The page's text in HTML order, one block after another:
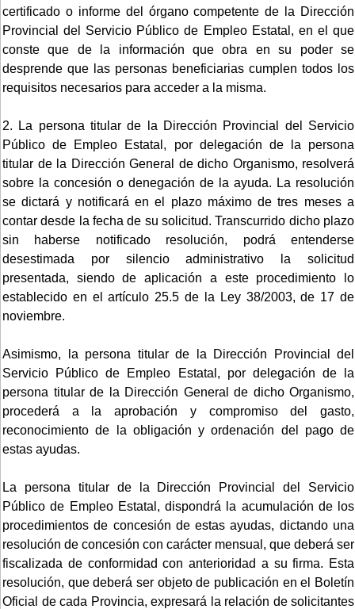
certificado o informe del órgano competente de la Dirección
Provincial del Servicio Público de Empleo Estatal, en el que
conste que de la información que obra en su poder se
desprende que las personas beneficiarias cumplen todos los
requisitos necesarios para acceder a la misma.
2. La persona titular de la Dirección Provincial del Servicio
Público de Empleo Estatal, por delegación de la persona
titular de la Dirección General de dicho Organismo, resolverá
sobre la concesión o denegación de la ayuda. La resolución
se dictará y notificará en el plazo máximo de tres meses a
contar desde la fecha de su solicitud. Transcurrido dicho plazo
sin haberse notificado resolución, podrá entenderse
desestimada por silencio administrativo la solicitud
presentada, siendo de aplicación a este procedimiento lo
establecido en el artículo 25.5 de la Ley 38/2003, de 17 de
noviembre.
Asimismo, la persona titular de la Dirección Provincial del
Servicio Público de Empleo Estatal, por delegación de la
persona titular de la Dirección General de dicho Organismo,
procederá a la aprobación y compromiso del gasto,
reconocimiento de la obligación y ordenación del pago de
estas ayudas.
La persona titular de la Dirección Provincial del Servicio
Público de Empleo Estatal, dispondrá la acumulación de los
procedimientos de concesión de estas ayudas, dictando una
resolución de concesión con carácter mensual, que deberá ser
fiscalizada de conformidad con anterioridad a su firma. Esta
resolución, que deberá ser objeto de publicación en el Boletín
Oficial de cada Provincia, expresará la relación de solicitantes